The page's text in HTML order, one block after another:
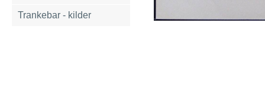
Trankebar - kilder